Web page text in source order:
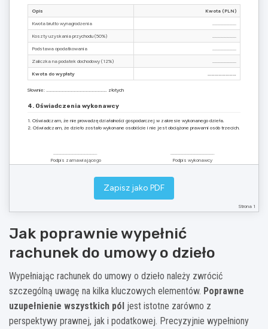
Opis Kwota (PLN)
Kwota brutto wynagrodzenia
Koszty uzyskania przychodu (50%)
Podstawa opodatkowania
Zaliczka na podatek dochodowy (12%)
Kwota do wypłaty
Słownie: ……………………………………………………. złotych
4. Oświadczenia wykonawcy
1. Oświadczam, że nie prowadzę działalności gospodarczej w zakresie wykonanego dzieła.
2. Oświadczam, że dzieło zostało wykonane osobiście i nie jest obciążone prawami osób trzecich.
Podpis zamawiającego
Podpis wykonawcy
Uwaga: Rachunek należy wypełnić czytelnie, bez skreśleń i poprawek.
Strona 1
Zapisz jako PDF
Jak poprawnie wypełnić
rachunek do umowy o dzieło
Wypełniając rachunek do umowy o dzieło należy zwrócić
szczególną uwagę na kilka kluczowych elementów. Poprawne
uzupełnienie wszystkich pól jest istotne zarówno z
perspektywy prawnej, jak i podatkowej. Precyzyjnie wypełniony